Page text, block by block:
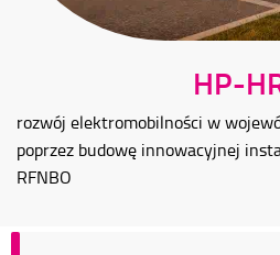
HP-
rozwój elektromobilności w
poprzez budowę innowacyjnej
RFNBO